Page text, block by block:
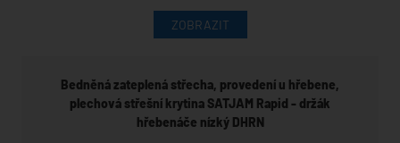
ZOBRAZIT
Bedněná zateplená střecha, provedení u hřebene,
plechová střešní krytina SATJAM Rapid - držák
hřebenáče nízký DHRN